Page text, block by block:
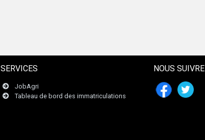
SERVICES
JobAgri
Tableau de bord des immatriculations
NOUS SUIVRE